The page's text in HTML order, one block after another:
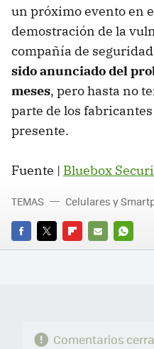
un próximo evento en
demostración de la
compañía de
sido anunciado del
meses, pero hasta no
parte de los
presente.
Fuente | Bluebox
FACEBOOK
TWITTERFLIPBOARD
E-
TEMAS Celulares y
Comentarios